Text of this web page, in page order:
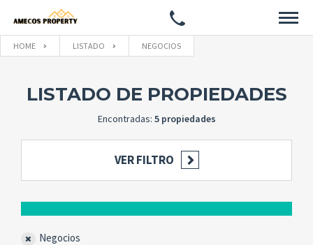
PROPIEDADES
OBRA NUEVA 2021/22
CONTACTO
HOME LISTADO NEGOCIOS
LISTADO DE PROPIEDADES
Encontradas: 5 propiedades
VER FILTRO
Negocios